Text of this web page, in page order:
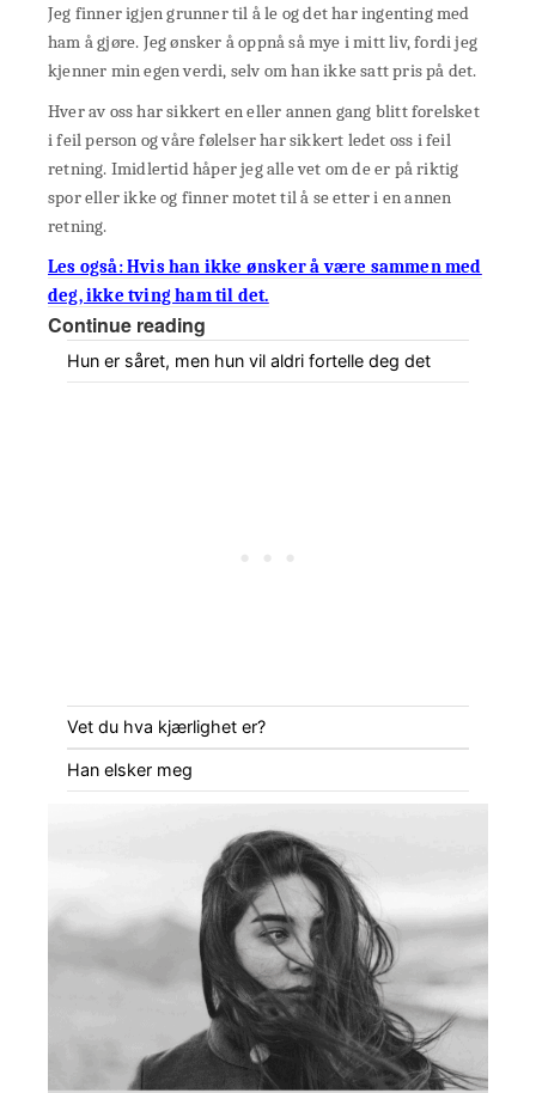
Jeg finner igjen grunner til å le og det har ingenting med
ham å gjøre. Jeg ønsker å oppnå så mye i mitt liv, fordi jeg
kjenner min egen verdi, selv om han ikke satt pris på det.
Hver av oss har sikkert en eller annen gang blitt forelsket
i feil person og våre følelser har sikkert ledet oss i feil
retning. Imidlertid håper jeg alle vet om de er på riktig
spor eller ikke og finner motet til å se etter i en annen
retning.
Les også: Hvis han ikke ønsker å være sammen med
deg, ikke tving ham til det.
Continue reading
Hun er såret, men hun vil aldri fortelle deg det
Vet du hva kjærlighet er?
Han elsker meg